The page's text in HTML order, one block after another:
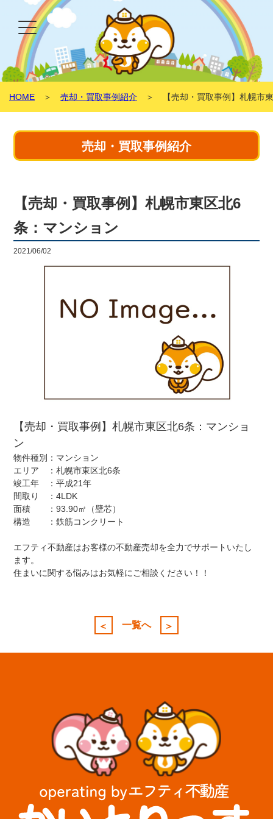
HOME ＞ 売却・買取事例紹介 ＞ 【売却・買取事例】札幌市
売却・買取事例紹介
【売却・買取事例】札幌市東区北6
条：マンション
2021/06/02
【売却・買取事例】札幌市東区北6条：マンショ
ン
物件種別：マンション
エリア ：札幌市東区北6条
竣工年 ：平成21年
間取り ：4LDK
面積 ：93.90㎡（壁芯）
構造 ：鉄筋コンクリート
エフティ不動産はお客様の不動産売却を全力でサポートいたし
ます。
住まいに関する悩みはお気軽にご相談ください！！
＜ 一覧へ ＞